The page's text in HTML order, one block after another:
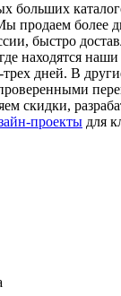
больших
продаем более
быстро
находятся
трех дней. В
скидки,
проекты для